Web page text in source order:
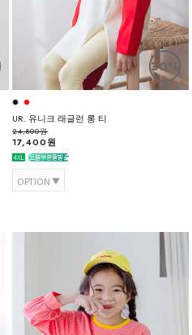
30%
UR. 유니크 래글런 롱 티
24,800원
17,400원
OPTION